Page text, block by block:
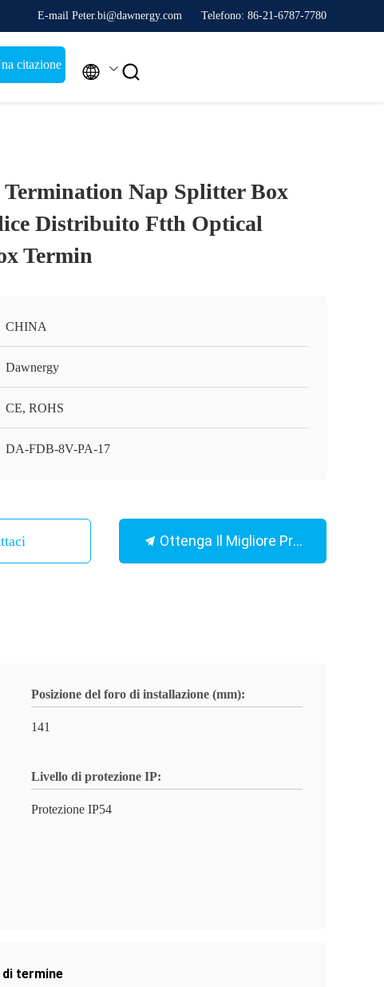
E-mail Peter.bi@dawnergy.com Telefono: 86-21-6787-7780
citazione  
Nap Splitter Box
Distribuito Ftth Optical
Termin
CHINA
Dawnergy
CE, ROHS
DA-FDB-8V-PA-17
Ottenga Il Migliore Prezzo
Posizione del foro di installazione (mm):
141
Livello di protezione IP:
Protezione IP54
termine